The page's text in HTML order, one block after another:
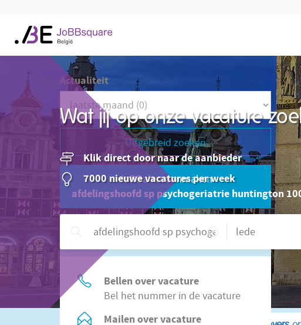
Wat jij op onze vacature
Klik direct door naar de aanbieder
7000 nieuwe vacatures per week
Actualiteit
Uitgebreid zoeken
JoBBalert aanmaken
afdelingshoofd sp psychogeriatrie huntington
Hulp nodig?
Bellen over vacature
Bel het nummer in de vacature
Mailen over vacature